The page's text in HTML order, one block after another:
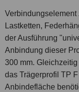
Lastketten,
der Ausführung
Anbindung dieser
300 mm.
das Trägerprofil TP
Anbindefläche